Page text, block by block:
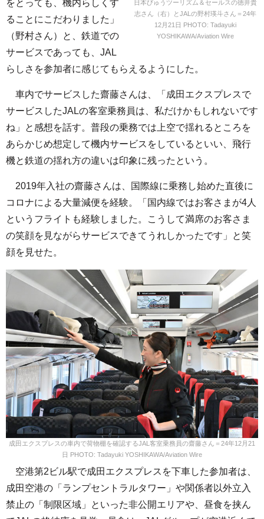
日本びゅうツーリズム＆セールスの徳井貴
志さん（右）とJALの野村瑛斗さん＝24年
12月21日 PHOTO: Tadayuki
YOSHIKAWA/Aviation Wire
をとっても、機内らしくす
ることにこだわりました」
（野村さん）と、鉄道での
サービスであっても、JAL
らしさを参加者に感じてもらえるようにした。
車内でサービスした齋藤さんは、「成田エクスプレスで
サービスしたJALの客室乗務員は、私だけかもしれないです
ね」と感想を話す。普段の乗務では上空で揺れるところを
あらかじめ想定して機内サービスをしているといい、飛行
機と鉄道の揺れ方の違いは印象に残ったという。
2019年入社の齋藤さんは、国際線に乗務し始めた直後に
コロナによる大量減便を経験。「国内線ではお客さまが4人
というフライトも経験しました。こうして満席のお客さま
の笑顔を見ながらサービスできてうれしかったです」と笑
顔を見せた。
成田エクスプレスの車内で荷物棚を確認するJAL客室乗務員の齋藤さん＝24年12月21
日 PHOTO: Tadayuki YOSHIKAWA/Aviation Wire
空港第2ビル駅で成田エクスプレスを下車した参加者は、
成田空港の「ランプセントラルタワー」や関係者以外立入
禁止の「制限区域」といった非公開エリアや、昼食を挟ん